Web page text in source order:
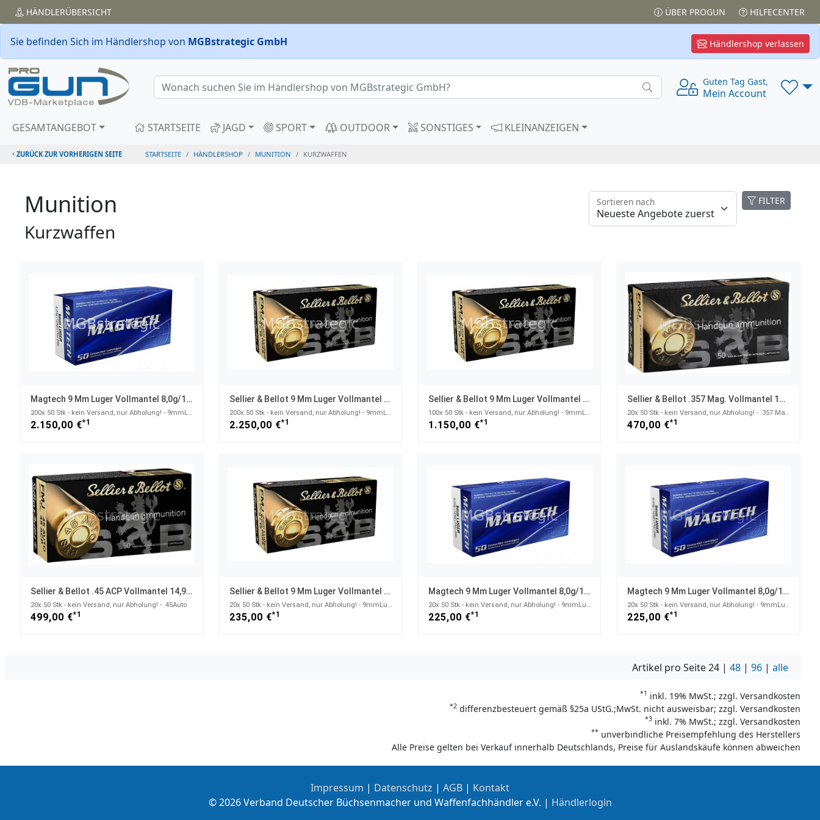
HÄNDLERÜBERSICHT ÜBER PROGUN HILFECENTER
Händlershop verlassen
Sie befinden Sich im Händlershop von MGBstrategic GmbH
Guten Tag Gast,
Mein Account
GESAMTANGEBOT STARTSEITE JAGD SPORT OUTDOOR SONSTIGES KLEINANZEIGEN
ZURÜCK ZUR VORHERIGEN SEITE STARTSEITE HÄNDLERSHOP MUNITION KURZWAFFEN
Munition
Kurzwaffen
FILTER
Sortieren nach
Magtech 9 Mm Luger Vollmantel 8,0g/124grs.
200x 50 Stk - kein Versand, nur Abholung! - 9mmLuger
2.150,00 €*1
Sellier & Bellot 9 Mm Luger Vollmantel 8,0g/124grs.
200x 50 Stk - kein Versand, nur Abholung! - 9mmLuger
2.250,00 €*1
Sellier & Bellot 9 Mm Luger Vollmantel 8,0g/124grs.
100x 50 Stk - kein Versand, nur Abholung! - 9mmLuger
1.150,00 €*1
Sellier & Bellot .357 Mag. Vollmantel 10,24g/158grs. / .357 Magnum
20x 50 Stk - kein Versand, nur Abholung! - .357 Magnum
470,00 €*1
Sellier & Bellot .45 ACP Vollmantel 14,9g/230grs. / .45 AUTO (45 ACP)
20x 50 Stk - kein Versand, nur Abholung! - .45Auto
499,00 €*1
Sellier & Bellot 9 Mm Luger Vollmantel 8,0g/124grs.
235,00 €*1
Magtech 9 Mm Luger Vollmantel 8,0g/124grs.
225,00 €*1
Magtech 9 Mm Luger Vollmantel 8,0g/124grs.
225,00 €*1
Artikel pro Seite24 | 48 | 96 | alle
*1 inkl. 19% MwSt.; zzgl. Versandkosten
*2 differenzbesteuert gemäß §25a UStG.;MwSt. nicht ausweisbar; zzgl. Versandkosten
*3 inkl. 7% MwSt.; zzgl. Versandkosten
** unverbindliche Preisempfehlung des Herstellers
Alle Preise gelten bei Verkauf innerhalb Deutschlands, Preise für Auslandskäufe können abweichen
Impressum | Datenschutz | AGB | Kontakt
© 2026 Verband Deutscher Büchsenmacher und Waffenfachhändler e.V. | Händlerlogin